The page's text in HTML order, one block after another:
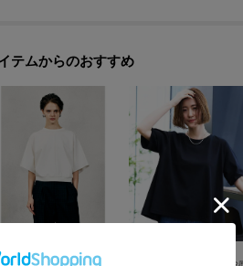
テムからのおすすめ